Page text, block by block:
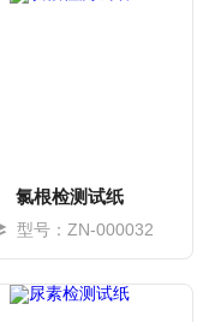
氯根检测试纸
型号：ZN-000032